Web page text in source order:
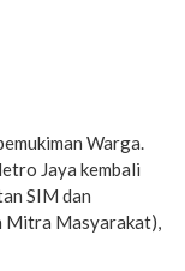
Warga.
Jaya kembali
SIM dan
Mitra Masyarakat),